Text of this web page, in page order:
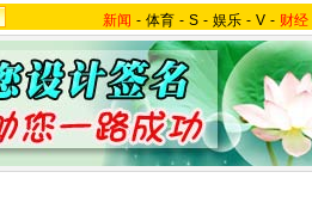
新闻 - 体育 - S - 娱乐 - V - 财经